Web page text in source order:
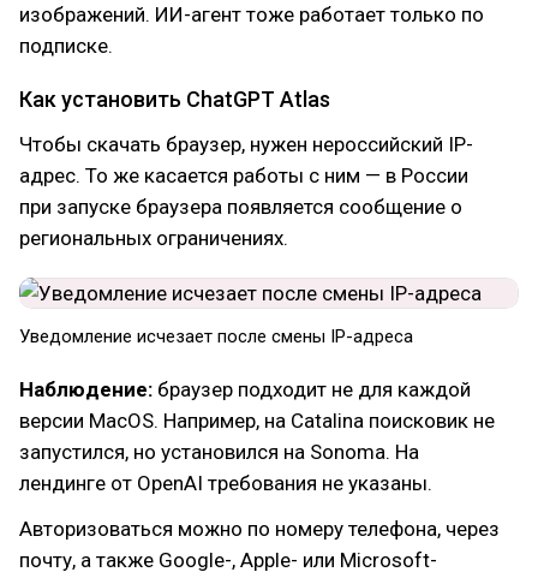
изображений. ИИ-агент тоже работает только по
подписке.
Как установить ChatGPT Atlas
Чтобы скачать браузер, нужен нероссийский IP-
адрес. То же касается работы с ним — в России
при запуске браузера появляется сообщение о
региональных ограничениях.
Уведомление исчезает после смены IP-адреса
Наблюдение: браузер подходит не для каждой
версии MacOS. Например, на Catalina поисковик не
запустился, но установился на Sonoma. На
лендинге от OpenAI требования не указаны.
Авторизоваться можно по номеру телефона, через
почту, а также Google-, Apple- или Microsoft-